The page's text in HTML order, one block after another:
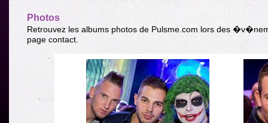
Photos
Retrouvez les albums photos de Pulsme.com lors des
page contact.